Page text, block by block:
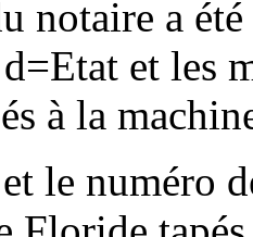
notaire a
=Etat et les
à la
et le numéro